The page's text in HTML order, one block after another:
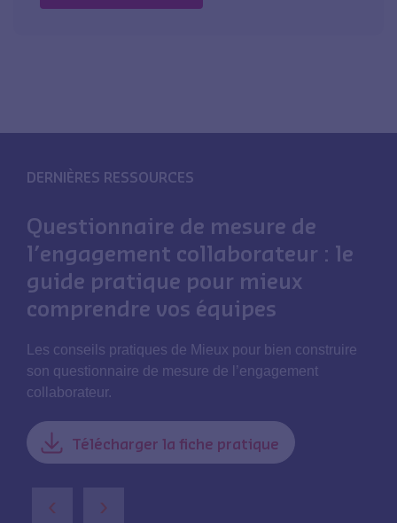
DERNIÈRES RESSOURCES
Questionnaire de mesure de
l’engagement collaborateur : le
guide pratique pour mieux
comprendre vos équipes
Les conseils pratiques de Mieux pour bien construire
son questionnaire de mesure de l’engagement
collaborateur.
Télécharger la fiche pratique
‹ ›